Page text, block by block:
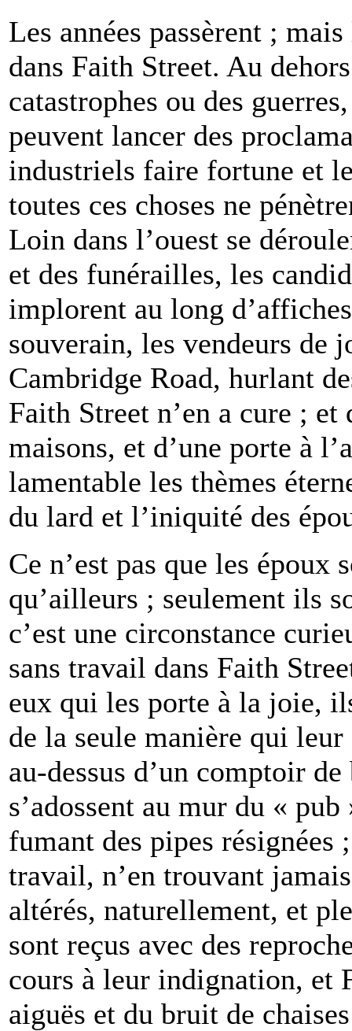
Les années passèrent ;
dans Faith Street. Au
catastrophes ou des
peuvent lancer des
industriels faire fortune et
toutes ces choses ne
Loin dans l’ouest se
et des funérailles, les
implorent au long
souverain, les vendeurs de
Cambridge Road, hurlant
Faith Street n’en a cure ;
maisons, et d’une porte à
lamentable les thèmes
du lard et l’iniquité des
Ce n’est pas que les
qu’ailleurs ; seulement ils
c’est une circonstance
sans travail dans Faith
eux qui les porte à la joie,
de la seule manière qui
au-dessus d’un comptoir
s’adossent au mur du «
fumant des pipes résignées
travail, n’en trouvant
altérés, naturellement, et
sont reçus avec des
cours à leur indignation, et
aiguës et du bruit de